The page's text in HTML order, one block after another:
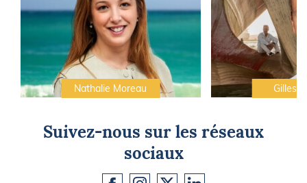
Nathalie Moreau Gilles
Suivez-nous sur les réseaux
sociaux